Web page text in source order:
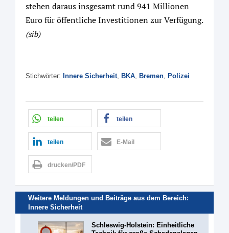
stehen daraus insgesamt rund 941 Millionen
Euro für öffentliche Investitionen zur Verfügung.
(sib)
Stichwörter: Innere Sicherheit, BKA, Bremen, Polizei
teilen teilen
teilen E-Mail
drucken/PDF
Weitere Meldungen und Beiträge aus dem Bereich:
Innere Sicherheit
Schleswig-Holstein: Einheitliche